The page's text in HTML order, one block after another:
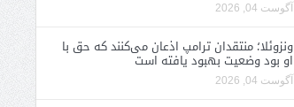
آگوست 04, 2026
ونزوئلا؛ منتقدان ترامپ اذعان می‌کنند که حق با
او بود وضعیت بهبود یافته است
آگوست 04, 2026